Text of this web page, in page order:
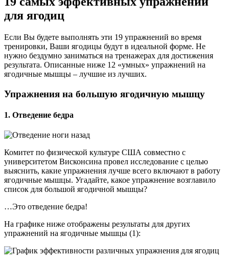
для ягодиц
Если Вы будете выполнять эти 19 упражнений во время
тренировки, Ваши ягодицы будут в идеальной форме. Не
нужно бездумно заниматься на тренажерах для достижения
результата. Описанные ниже 12 «умных» упражнений на
ягодичные мышцы – лучшие из лучших.
Упражнения на большую ягодичную мышцу
1. Отведение бедра
Комитет по физической культуре США совместно с
университетом Висконсина провел исследование с целью
выяснить, какие упражнения лучше всего включают в работу
ягодичные мышцы. Угадайте, какое упражнение возглавило
список для большой ягодичной мышцы?
…Это отведение бедра!
На графике ниже отображены результаты для других
упражнений на ягодичные мышцы (1):